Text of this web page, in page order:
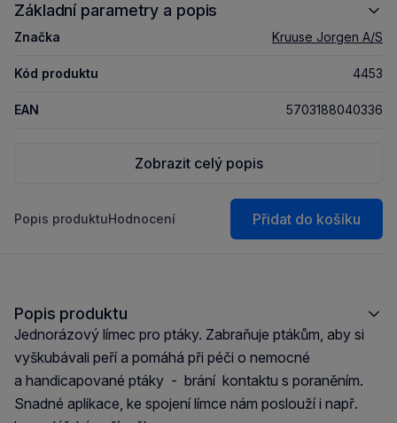
Základní parametry a popis
Značka Kruuse Jorgen A/S
Kód produktu 4453
EAN 5703188040336
Zobrazit celý popis
Popis produktuHodnocení Přidat do košíku
Popis produktu
Jednorázový límec pro ptáky. Zabraňuje ptákům, aby si
vyškubávali peří a pomáhá při péči o nemocné
a handicapované ptáky - brání kontaktu s poraněním.
Snadné aplikace, ke spojení límce nám poslouží i např.